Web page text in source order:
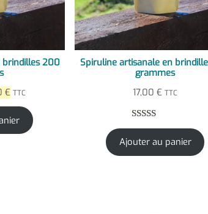
brindilles 200
€Le
prix
actuel
est :
TTC
Spiruline artisanale en
grammes
17,00€ TTC
Noté5.00
sur 5 basé
sur
1
notation
Ajouter au panier